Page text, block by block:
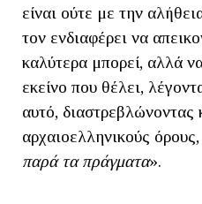
είναι ούτε με την
τον ενδιαφέρει να
καλύτερα μπορεί, αλλά
εκείνο που θέλει,
αυτό,
αρχαιοελληνικούς όρους,
παρά τα πράγματα».